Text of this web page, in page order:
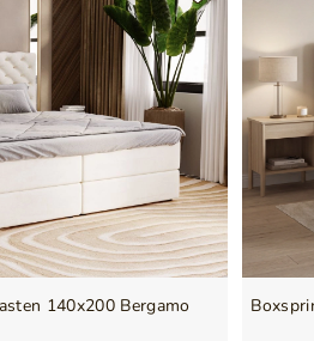
140x200 Bergamo